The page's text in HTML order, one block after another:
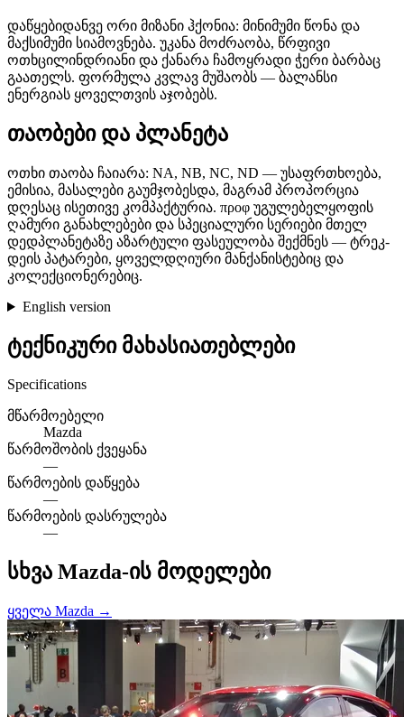
დაწყებიდანვე ორი მიზანი ჰქონია: მინიმუმი წონა და
მაქსიმუმი სიამოვნება. უკანა მოძრაობა, წრფივი
ოთხცილინდრიანი და ქანარა ჩამოყრადი ჭერი ბარბაც
გაათელს. ფორმულა კვლავ მუშაობს — ბალანსი
ენერგიას ყოველთვის აჯობებს.
თაობები და პლანეტა
ოთხი თაობა ჩაიარა: NA, NB, NC, ND — უსაფრთხოება,
ემისია, მასალები გაუმჯობესდა, მაგრამ პროპორცია
დღესაც ისეთივე კომპაქტურია. προφ უგულებელყოფის
ღამური განახლებები და სპეციალური სერიები მთელ
დედპლანეტაზე აზარტული ფასეულობა შექმნეს — ტრეკ-
დეის პატარები, ყოველდღიური მანქანისტებიც და
კოლექციონერებიც.
English version
ტექნიკური მახასიათებლები
Specifications
მწარმოებელი
Mazda
წარმოშობის ქვეყანა
—
წარმოების დაწყება
—
წარმოების დასრულება
—
სხვა Mazda-ის მოდელები
ყველა Mazda →